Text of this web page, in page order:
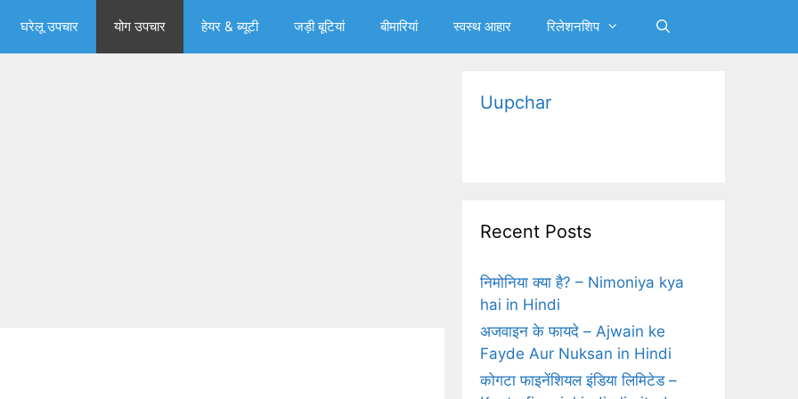
घरेलू उपचार योग उपचार हेयर & ब्‍यूटी जड़ी बूटियां बीमारियां स्‍वस्‍थ आहार रिलेशनशिप
Uupchar
Recent Posts
निमोनिया क्‍या है? – Nimoniya kya
hai in Hindi
अजवाइन के फायदे – Ajwain ke
Fayde Aur Nuksan in Hindi
कोगटा फाइनेंशियल इंडिया लिमिटेड –